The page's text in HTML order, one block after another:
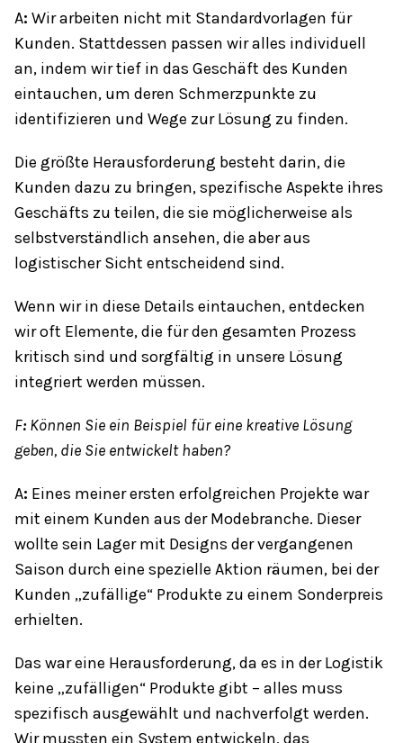
A: Wir arbeiten nicht mit Standardvorlagen für
Kunden. Stattdessen passen wir alles individuell
an, indem wir tief in das Geschäft des Kunden
eintauchen, um deren Schmerzpunkte zu
identifizieren und Wege zur Lösung zu finden.
Die größte Herausforderung besteht darin, die
Kunden dazu zu bringen, spezifische Aspekte ihres
Geschäfts zu teilen, die sie möglicherweise als
selbstverständlich ansehen, die aber aus
logistischer Sicht entscheidend sind.
Wenn wir in diese Details eintauchen, entdecken
wir oft Elemente, die für den gesamten Prozess
kritisch sind und sorgfältig in unsere Lösung
integriert werden müssen.
F:Können Sie ein Beispiel für eine kreative Lösung
geben, die Sie entwickelt haben?
A: Eines meiner ersten erfolgreichen Projekte war
mit einem Kunden aus der Modebranche. Dieser
wollte sein Lager mit Designs der vergangenen
Saison durch eine spezielle Aktion räumen, bei der
Kunden „zufällige“ Produkte zu einem Sonderpreis
erhielten.
Das war eine Herausforderung, da es in der Logistik
keine „zufälligen“ Produkte gibt – alles muss
spezifisch ausgewählt und nachverfolgt werden.
Wir mussten ein System entwickeln, das